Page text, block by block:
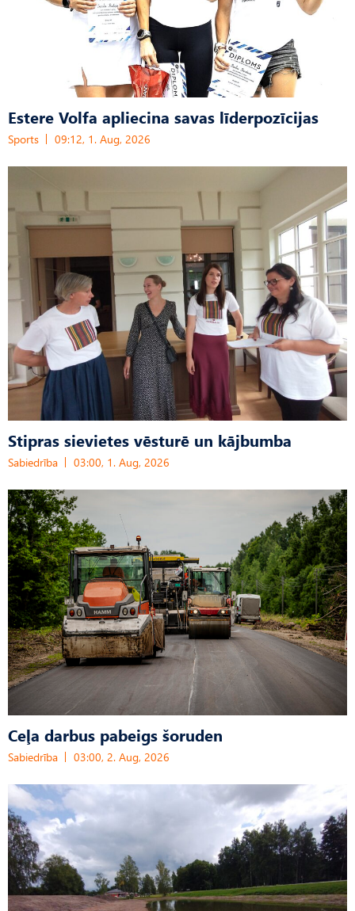
Estere Volfa apliecina savas līderpozīcijas
Sports 09:12, 1. Aug, 2026
Stipras sievietes vēsturē un kājbumba
Sabiedrība 03:00, 1. Aug, 2026
Ceļa darbus pabeigs šoruden
Sabiedrība 03:00, 2. Aug, 2026